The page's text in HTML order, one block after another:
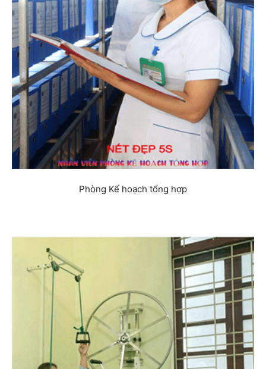
Phòng Kế hoạch tổng hợp